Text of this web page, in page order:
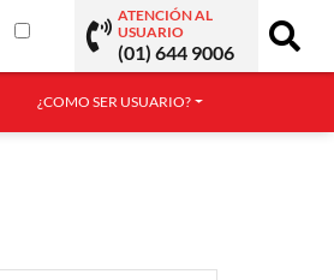
ATENCIÓN AL
USUARIO
(01) 644 9006
¿COMO SER USUARIO?